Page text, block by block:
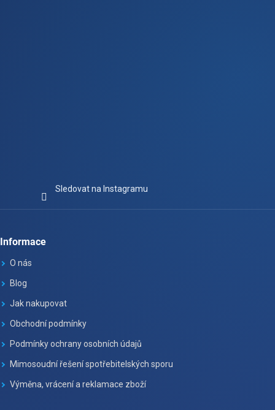
Sledovat na Instagramu
Informace
O nás
Blog
Jak nakupovat
Obchodní podmínky
Podmínky ochrany osobních údajů
Mimosoudní řešení spotřebitelských sporu
Výměna, vrácení a reklamace zboží